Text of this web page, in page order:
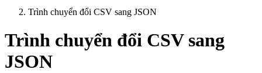
Trình chuyển đổi CSV sang JSON
Trình chuyển đổi CSV sang
JSON